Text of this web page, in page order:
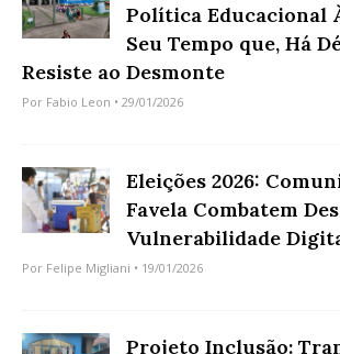
Política Educacional
Seu Tempo que, Há
Resiste ao Desmonte
Por Fabio Leon • 29/01/2026
Eleições 2026:
Favela Combatem
Vulnerabilidade
Por Felipe Migliani • 19/01/2026
Projeto Inclusão: